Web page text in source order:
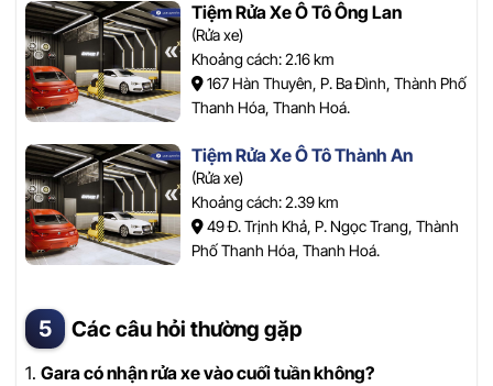
Tiệm Rửa Xe Ô Tô Ông Lan
(Rửa xe)
Khoảng cách: 2.16 km
167 Hàn Thuyên, P. Ba Đình, Thành Phố
Thanh Hóa, Thanh Hoá.
Tiệm Rửa Xe Ô Tô Thành An
(Rửa xe)
Khoảng cách: 2.39 km
49 Đ. Trịnh Khả, P. Ngọc Trang, Thành
Phố Thanh Hóa, Thanh Hoá.
Các câu hỏi thường gặp
1. Gara có nhận rửa xe vào cuối tuần không?